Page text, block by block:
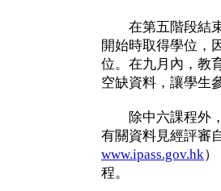
在第五階段結束
開始時取得學位，
位。在九月內，教
空缺資料，讓學生
除中六課程外，
有關資料見經評審
www.ipass.gov.hk
程。